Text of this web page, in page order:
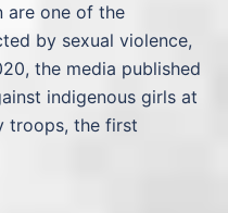
are one of the
by sexual violence,
the media published
indigenous girls at
troops, the first